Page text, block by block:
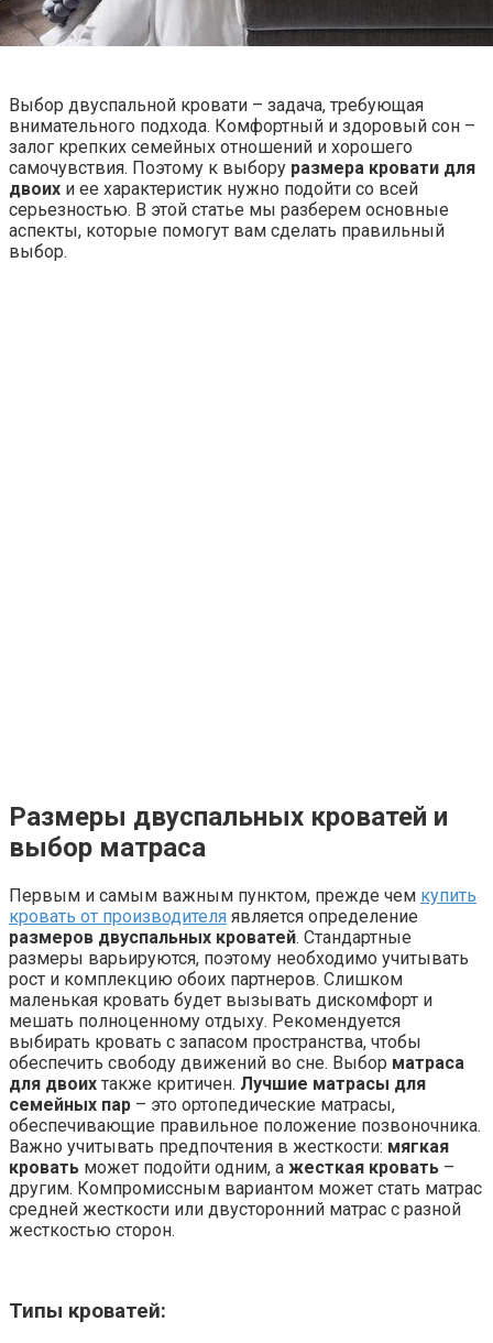
Выбор двуспальной кровати – задача, требующая
внимательного подхода. Комфортный и здоровый сон –
залог крепких семейных отношений и хорошего
самочувствия. Поэтому к выбору размера кровати для
двоих и ее характеристик нужно подойти со всей
серьезностью. В этой статье мы разберем основные
аспекты, которые помогут вам сделать правильный
выбор.
Размеры двуспальных кроватей и
выбор матраса
Первым и самым важным пунктом, прежде чем купить
кровать от производителя является определение
размеров двуспальных кроватей. Стандартные
размеры варьируются, поэтому необходимо учитывать
рост и комплекцию обоих партнеров. Слишком
маленькая кровать будет вызывать дискомфорт и
мешать полноценному отдыху. Рекомендуется
выбирать кровать с запасом пространства, чтобы
обеспечить свободу движений во сне. Выбор матраса
для двоих также критичен. Лучшие матрасы для
семейных пар – это ортопедические матрасы,
обеспечивающие правильное положение позвоночника.
Важно учитывать предпочтения в жесткости: мягкая
кровать может подойти одним, а жесткая кровать –
другим. Компромиссным вариантом может стать матрас
средней жесткости или двусторонний матрас с разной
жесткостью сторон.
Типы кроватей: